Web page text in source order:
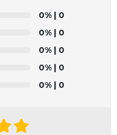
0% | 0
0% | 0
0% | 0
0% | 0
0% | 0